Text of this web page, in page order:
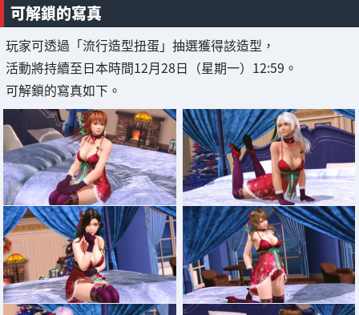
可解鎖的寫真
玩家可透過「流行造型扭蛋」抽選獲得該造型，
活動將持續至日本時間12月28日（星期一）12:59。
可解鎖的寫真如下。